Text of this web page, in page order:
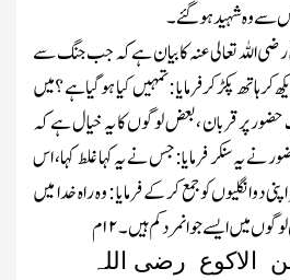
سے وہ شہید ہو گئے۔
اللہ تعالی عنہ کا بیان ہے کہ جب جنگ سے
کر ہاتھ پکڑ کر فرمایا : تمہیں کیا ہو گیا ہے ؟ میں
پر قربان ،بعض لوگوں کا یہ خیال ہے کہ
نے یہ سنکر فرمایا: جس نے یہ کہا غلط کہا ، اس
دوانگلیوں کوجمع کر کے فرمایا : وہ راہ خدا میں
لوگوں میں ایسے جوانمرد کم ہیں ۔۱۲م
الاکوع رضی اللہ